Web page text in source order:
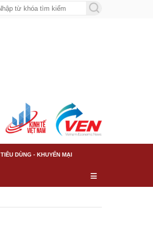
TIÊU DÙNG - KHUYẾN MẠI